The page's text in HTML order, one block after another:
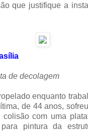
que justifique a
de decolagem
enquanto
de 44 anos,
com uma
pintura da